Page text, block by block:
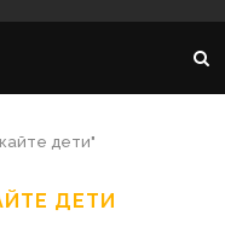
дети"
ДЕТИ